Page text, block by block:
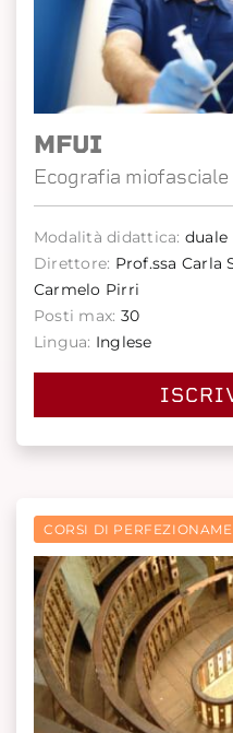
MFUI
Ecografia miofasciale
Modalità didattica: duale
Direttore: Prof.ssa
Carmelo Pirri
Posti max: 30
Lingua: Inglese
CORSI DI